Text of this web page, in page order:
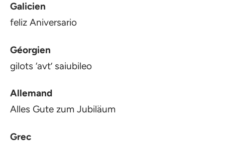
Galicien
feliz Aniversario
Géorgien
gilots ‘avt’ saiubileo
Allemand
Alles Gute zum Jubiläum
Grec